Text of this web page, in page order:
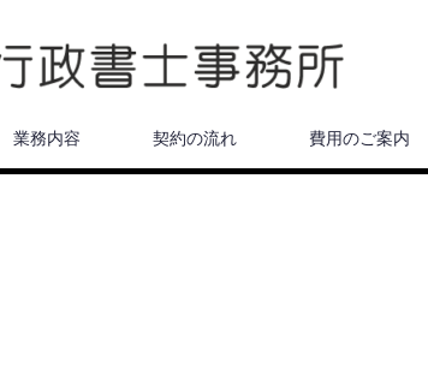
業務内容 契約の流れ 費用のご案内